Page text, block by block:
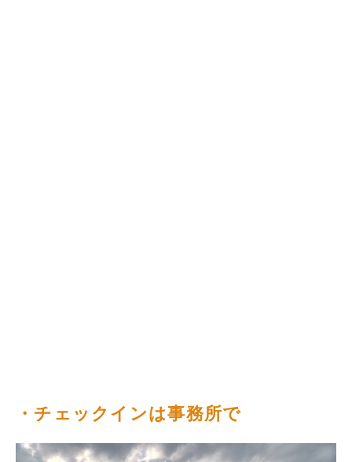
・チェックインは事務所で